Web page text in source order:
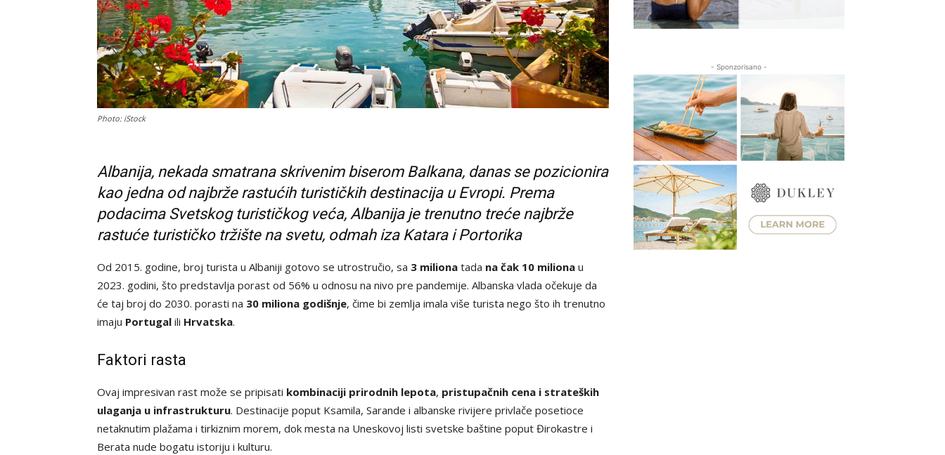
Photo: iStock
Albanija, nekada smatrana skrivenim biserom Balkana, danas se pozicionira
kao jedna od najbrže rastućih turističkih destinacija u Evropi. Prema
podacima Svetskog turističkog veća, Albanija je trenutno treće najbrže
rastuće turističko tržište na svetu, odmah iza Katara i Portorika
Od 2015. godine, broj turista u Albaniji gotovo se utrostručio, sa 3 miliona tada na čak 10 miliona u
2023. godini, što predstavlja porast od 56% u odnosu na nivo pre pandemije. Albanska vlada očekuje da
će taj broj do 2030. porasti na 30 miliona godišnje, čime bi zemlja imala više turista nego što ih trenutno
imaju Portugal ili Hrvatska.
Faktori rasta
Ovaj impresivan rast može se pripisati kombinaciji prirodnih lepota, pristupačnih cena i strateških
ulaganja u infrastrukturu. Destinacije poput Ksamila, Sarande i albanske rivijere privlače posetioce
netaknutim plažama i tirkiznim morem, dok mesta na Uneskovoj listi svetske baštine poput Đirokastre i
Berata nude bogatu istoriju i kulturu.
- Sponzorisano -